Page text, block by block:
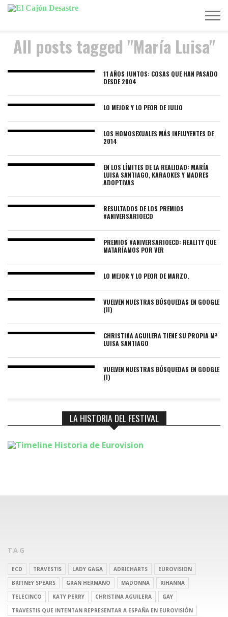
MÚSICA
TELEVISIÓN
POLÍTICA
ACTUALIDAD
EUROVISIÓN
All posts tagged "María Luisa"
11 AÑOS JUNTOS: COSAS QUE HAN PASADO
DESDE 2004
LO MEJOR Y LO PEOR DE JULIO
LOS HOMOSEXUALES MÁS INFLUYENTES DE
2014
EN LOS LÍMITES DE LA REALIDAD: MARÍA
LUISA SANTIAGO, KARAOKES Y MADRES
ADOPTIVAS
RESULTADOS DE LOS PREMIOS
#ANIVERSARIOECD
PREMIOS #ANIVERSARIOECD: REALITY QUE
MATARÍAMOS POR VER
LO MEJOR Y LO PEOR DE MARZO.
VUELVEN NUESTRAS BÚSQUEDAS EN GOOGLE
(II)
CHRISTINA AGUILERA TIENE SU PROPIA Mª
LUISA SANTIAGO
VUELVEN NUESTRAS BÚSQUEDAS EN GOOGLE
(I)
LA HISTORIA DEL FESTIVAL
TAG
ECD TRAVESTIS LADY GAGA ADRICHARTS
EUROVISION
BRITNEY SPEARS
GRAN HERMANO MADONNA
RIHANNA
TELECINCO
KATY PERRY CHRISTINA AGUILERA
GAY
TRAVESTIS QUE INTENTAN REPRESENTAR A ESPAÑA EN EUROVISIÓN